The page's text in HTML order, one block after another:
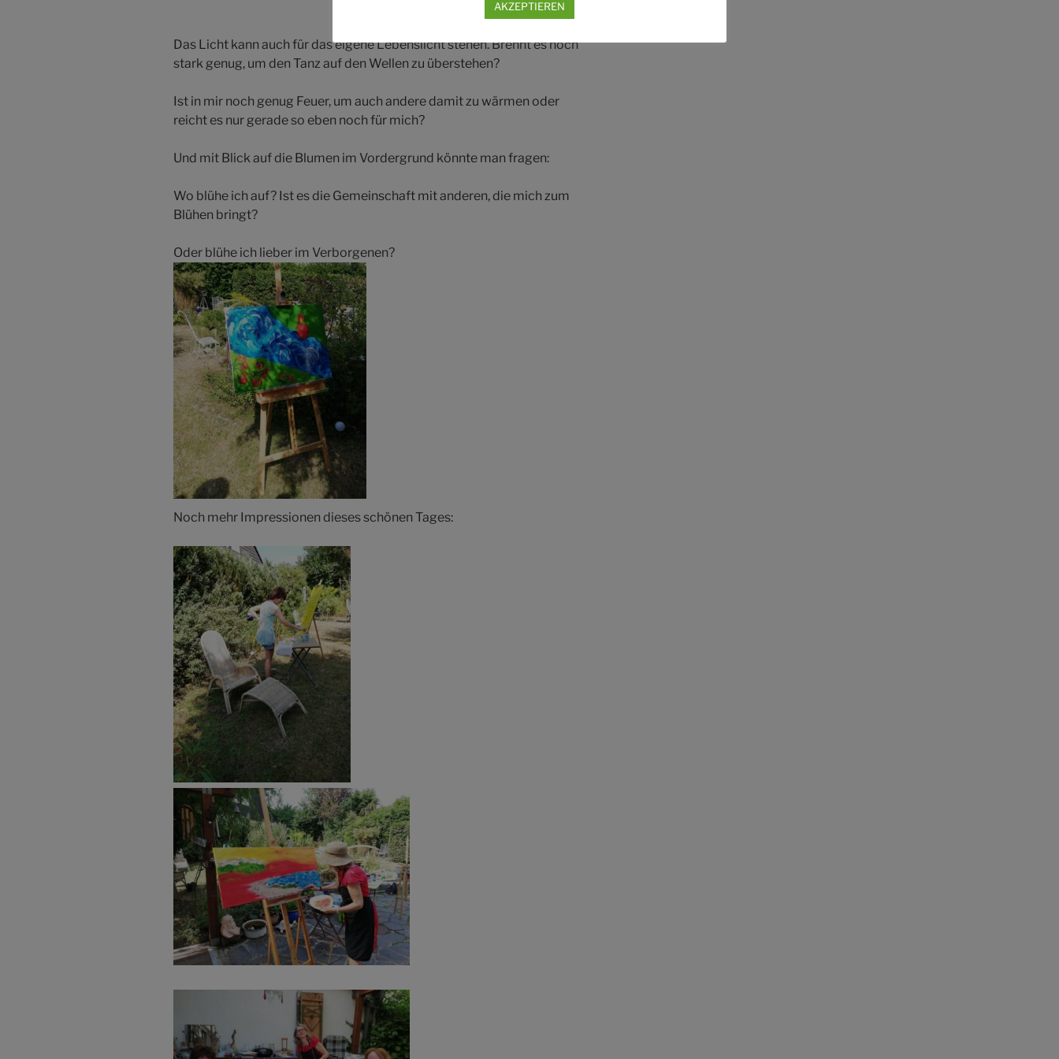
Das Licht kann auch für das eigene Lebenslicht stehen. Brennt es noch
stark genug, um den Tanz auf den Wellen zu überstehen?
Ist in mir noch genug Feuer, um auch andere damit zu wärmen oder
reicht es nur gerade so eben noch für mich?
Und mit Blick auf die Blumen im Vordergrund könnte man fragen:
Wo blühe ich auf? Ist es die Gemeinschaft mit anderen, die mich zum
Blühen bringt?
Oder blühe ich lieber im Verborgenen?
Noch mehr Impressionen dieses schönen Tages:
AKZEPTIEREN